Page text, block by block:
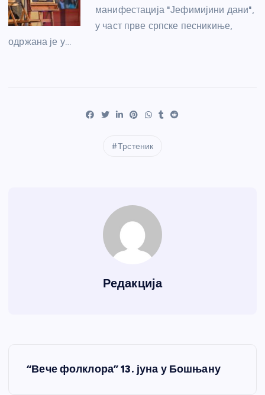
манифестација "Јефимијини дани",
у част прве српске песникиње,
одржана је у…
Трстеник
Редакција
“Вече фолклора” 13. јуна у Бошњану